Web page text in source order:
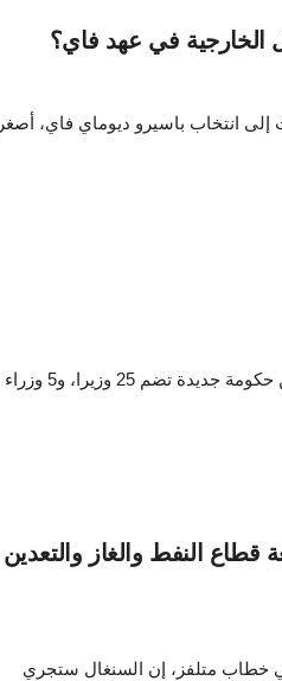
الخارجية في عهد فاي؟
انتخاب باسيرو ديوماي فاي، أصغر
قال رئيس الوزراء السنغالي عثمان سونكو، إن تم تعيين حكومة جديدة تضم 25 وزيرا، و5 وزراء
النفط والغاز والتعدين
خطاب متلفز، إن السنغال ستجري